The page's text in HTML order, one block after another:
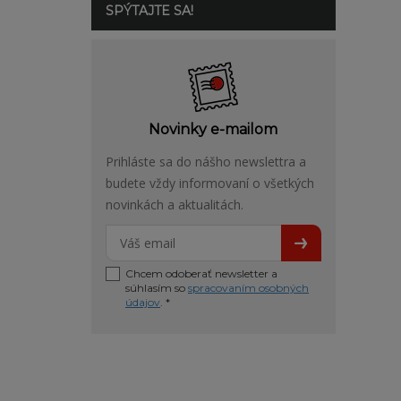
SPÝTAJTE SA!
Novinky e-mailom
Prihláste sa do nášho newslettra a
budete vždy informovaní o všetkých
novinkách a aktualitách.
Chcem odoberať newsletter a
súhlasím so spracovaním osobných
údajov. *